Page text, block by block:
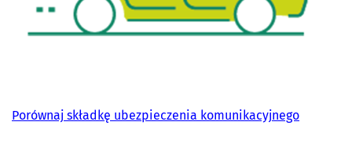
Porównaj składkę ubezpieczenia komunikacyjnego